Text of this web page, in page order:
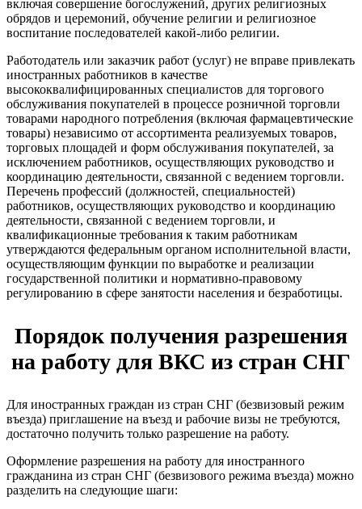
включая совершение богослужений, других религиозных
обрядов и церемоний, обучение религии и религиозное
воспитание последователей какой-либо религии.
Работодатель или заказчик работ (услуг) не вправе привлекать
иностранных работников в качестве
высококвалифицированных специалистов для торгового
обслуживания покупателей в процессе розничной торговли
товарами народного потребления (включая фармацевтические
товары) независимо от ассортимента реализуемых товаров,
торговых площадей и форм обслуживания покупателей, за
исключением работников, осуществляющих руководство и
координацию деятельности, связанной с ведением торговли.
Перечень профессий (должностей, специальностей)
работников, осуществляющих руководство и координацию
деятельности, связанной с ведением торговли, и
квалификационные требования к таким работникам
утверждаются федеральным органом исполнительной власти,
осуществляющим функции по выработке и реализации
государственной политики и нормативно-правовому
регулированию в сфере занятости населения и безработицы.
Порядок получения разрешения
на работу для ВКС из стран СНГ
Для иностранных граждан из стран СНГ (безвизовый режим
въезда) приглашение на въезд и рабочие визы не требуются,
достаточно получить только разрешение на работу.
Оформление разрешения на работу для иностранного
гражданина из стран СНГ (безвизового режима въезда) можно
разделить на следующие шаги: